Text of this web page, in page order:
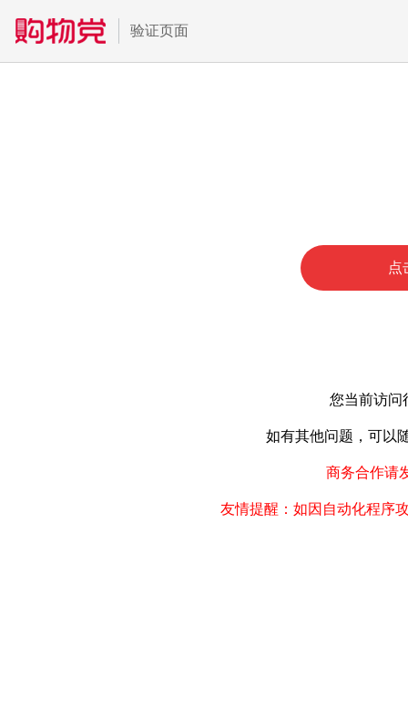
验证页面
点
您当前访问
如有其他问题，可以
商务合作请
友情提醒：如因自动化程序